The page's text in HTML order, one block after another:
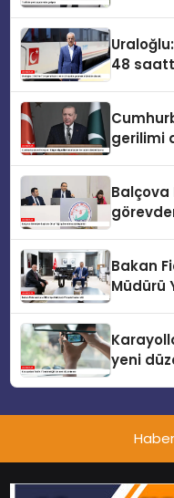
48
gerilimi
Balçova
Bakan
Müdürü
yeni